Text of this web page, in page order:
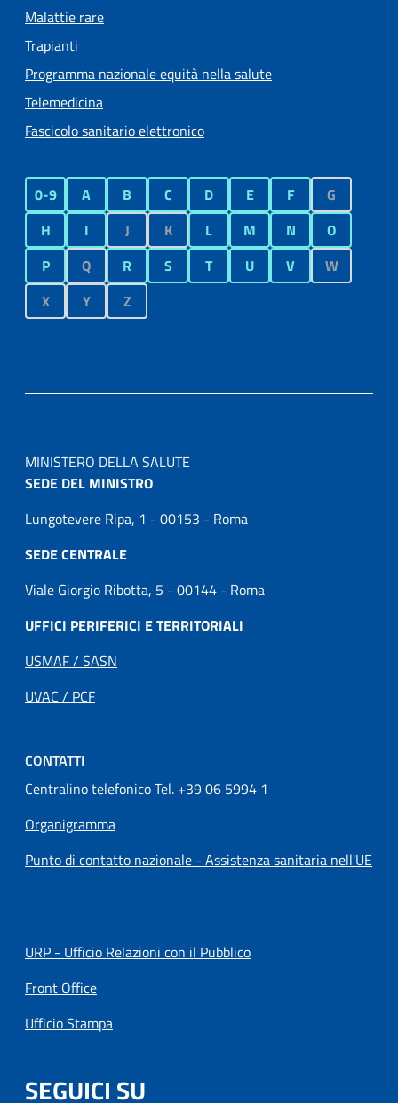
Malattie rare
Trapianti
Programma nazionale equità nella salute
Telemedicina
Fascicolo sanitario elettronico
0-9 A B C D E F
G
H
I J K L M N
O
P
Q R S T U V
W
X
Y Z
MINISTERO DELLA SALUTE
SEDE DEL MINISTRO
Lungotevere Ripa, 1 - 00153 - Roma
SEDE CENTRALE
Viale Giorgio Ribotta, 5 - 00144 - Roma
UFFICI PERIFERICI E TERRITORIALI
USMAF / SASN
UVAC / PCF
CONTATTI
Centralino telefonico Tel. +39 06 5994 1
Organigramma
Punto di contatto nazionale - Assistenza sanitaria nell'UE
URP - Ufficio Relazioni con il Pubblico
Front Office
Ufficio Stampa
SEGUICI SU